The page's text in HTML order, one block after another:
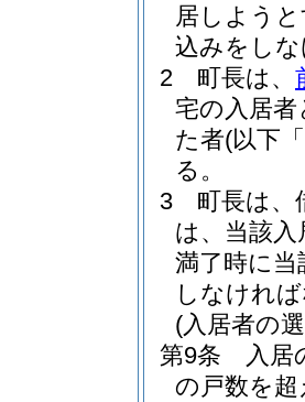
居しよう
込みをし
2
町長は、
宅の入居
た者(以下
る。
3
町長は、
は、当該
満了時に
しなけれ
(入居者の
第9条
入居
の戸数を